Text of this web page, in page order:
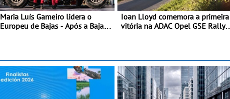
Maria Luís Gameiro lidera o
Europeu de Bajas - Após a Baja
Ioan Lloyd comemora a primeira
vitória na ADAC Opel GSE Rally